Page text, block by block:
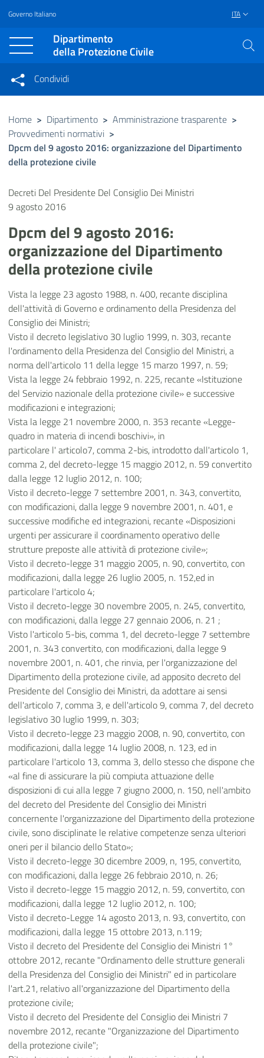
Vai al contenuto principale
Raggiungi il piè di pagina
Governo Italiano ITA
Dipartimento
della Protezione Civile
Condividi su Facebook
Condividi su Twitter
Condividi su LinkedIn
Condividi
Condividi sui social network
Home > Dipartimento > Amministrazione trasparente >
Provvedimenti normativi >
Dpcm del 9 agosto 2016: organizzazione del Dipartimento
della protezione civile
Decreti Del Presidente Del Consiglio Dei Ministri
9 agosto 2016
Dpcm del 9 agosto 2016:
organizzazione del Dipartimento
della protezione civile
Vista la legge 23 agosto 1988, n. 400, recante disciplina
dell'attività di Governo e ordinamento della Presidenza del
Consiglio dei Ministri;
Visto il decreto legislativo 30 luglio 1999, n. 303, recante
l'ordinamento della Presidenza del Consiglio del Ministri, a
norma dell'articolo 11 della legge 15 marzo 1997, n. 59;
Vista la legge 24 febbraio 1992, n. 225, recante «Istituzione
del Servizio nazionale della protezione civile» e successive
modificazioni e integrazioni;
Vista la legge 21 novembre 2000, n. 353 recante «Legge-
quadro in materia di incendi boschivi», in
particolare l' articolo7, comma 2-bis, introdotto dall'articolo 1,
comma 2, del decreto-legge 15 maggio 2012, n. 59 convertito
dalla legge 12 luglio 2012, n. 100;
Visto il decreto-legge 7 settembre 2001, n. 343, convertito,
con modificazioni, dalla legge 9 novembre 2001, n. 401, e
successive modifiche ed integrazioni, recante «Disposizioni
urgenti per assicurare il coordinamento operativo delle
strutture preposte alle attività di protezione civile»;
Visto il decreto-legge 31 maggio 2005, n. 90, convertito, con
modificazioni, dalla legge 26 luglio 2005, n. 152,ed in
particolare l'articolo 4;
Visto il decreto-legge 30 novembre 2005, n. 245, convertito,
con modificazioni, dalla legge 27 gennaio 2006, n. 21 ;
Visto l'articolo 5-bis, comma 1, del decreto-legge 7 settembre
2001, n. 343 convertito, con modificazioni, dalla legge 9
novembre 2001, n. 401, che rinvia, per l'organizzazione del
Dipartimento della protezione civile, ad apposito decreto del
Presidente del Consiglio dei Ministri, da adottare ai sensi
dell'articolo 7, comma 3, e dell'articolo 9, comma 7, del decreto
legislativo 30 luglio 1999, n. 303;
Visto il decreto-legge 23 maggio 2008, n. 90, convertito, con
modificazioni, dalla legge 14 luglio 2008, n. 123, ed in
particolare l'articolo 13, comma 3, dello stesso che dispone che
«al fine di assicurare la più compiuta attuazione delle
disposizioni di cui alla legge 7 giugno 2000, n. 150, nell'ambito
del decreto del Presidente del Consiglio dei Ministri
concernente l'organizzazione del Dipartimento della protezione
civile, sono disciplinate le relative competenze senza ulteriori
oneri per il bilancio dello Stato»;
Visto il decreto-legge 30 dicembre 2009, n, 195, convertito,
con modificazioni, dalla legge 26 febbraio 2010, n. 26;
Visto il decreto-legge 15 maggio 2012, n. 59, convertito, con
modificazioni, dalla legge 12 luglio 2012, n. 100;
Visto il decreto-Legge 14 agosto 2013, n. 93, convertito, con
modificazioni, dalla legge 15 ottobre 2013, n.119;
Visto il decreto del Presidente del Consiglio dei Ministri 1°
ottobre 2012, recante "Ordinamento delle strutture generali
della Presidenza del Consiglio dei Ministri" ed in particolare
l'art.21, relativo all'organizzazione del Dipartimento della
protezione civile;
Visto il decreto del Presidente del Consiglio dei Ministri 7
novembre 2012, recante "Organizzazione del Dipartimento
della protezione civile";